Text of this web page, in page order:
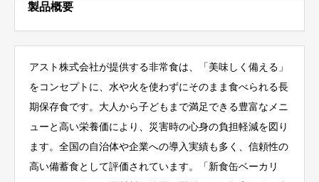
製品概要
アスト株式会社が提供する非常食は、「美味しく備える」
をコンセプトに、水や火を使わずにそのまま食べられる長
期保存食です。大人から子どもまで満足できる豊富なメニ
ューと高い栄養価により、災害時の心身の負担軽減を図り
ます。全国の自治体や企業への導入実績も多く、信頼性の
高い備蓄食として評価されています。「新食缶ベーカリ